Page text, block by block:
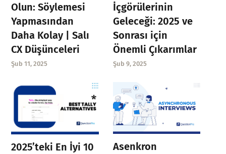
Olun: Söylemesi
Yapmasından
Daha Kolay | Salı
CX Düşünceleri
Şub 11, 2025
İçgörülerinin
Geleceği: 2025 ve
Sonrası için
Önemli Çıkarımlar
Şub 9, 2025
2025’teki En İyi 10
Asenkron